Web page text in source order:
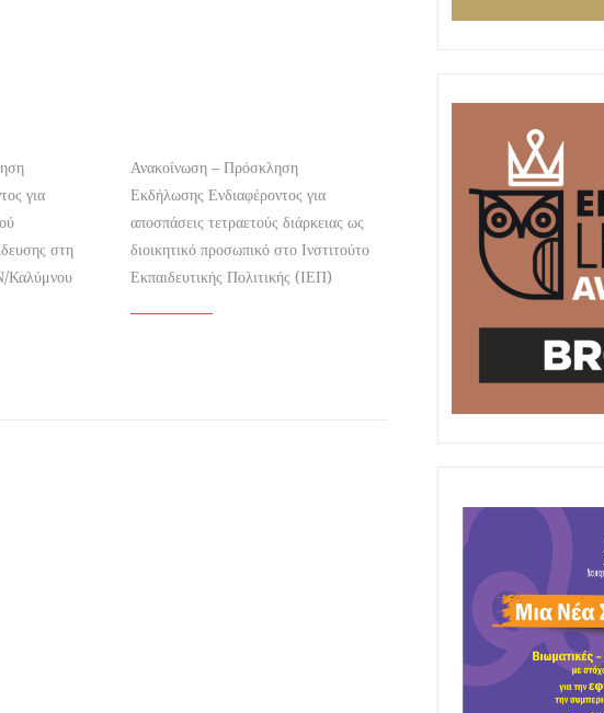
για
στη
Καλύμνου
Ανακοίνωση – Πρόσκληση
Εκδήλωσης Ενδιαφέροντος για
αποσπάσεις τετραετούς διάρκειας ως
διοικητικό προσωπικό στο Ινστιτούτο
Εκπαιδευτικής Πολιτικής (ΙΕΠ)